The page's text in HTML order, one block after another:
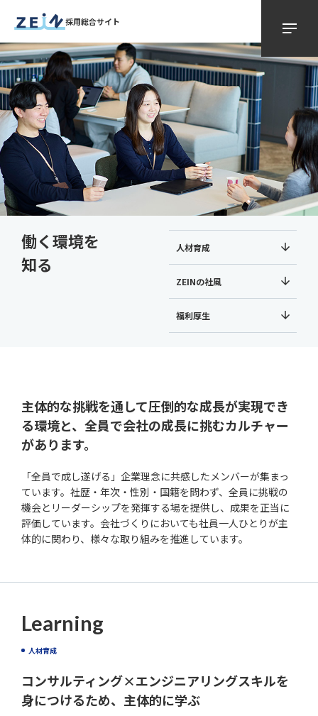
採用総合サイト
働く環境を
知る
人材育成
ZEINの社風
福利厚生
主体的な挑戦を通して圧倒的な成長が実現でき
る環境と、全員で会社の成長に挑むカルチャー
があります。
「全員で成し遂げる」企業理念に共感したメンバーが集まっ
ています。社歴・年次・性別・国籍を問わず、全員に挑戦の
機会とリーダーシップを発揮する場を提供し、成果を正当に
評価しています。会社づくりにおいても社員一人ひとりが主
体的に関わり、様々な取り組みを推進しています。
Learning
人材育成
コンサルティング×エンジニアリングスキルを
身につけるため、主体的に学ぶ